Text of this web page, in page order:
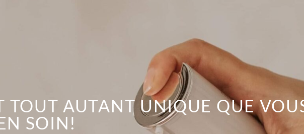
TOUT AUTANT UNIQUE QUE
SOIN!